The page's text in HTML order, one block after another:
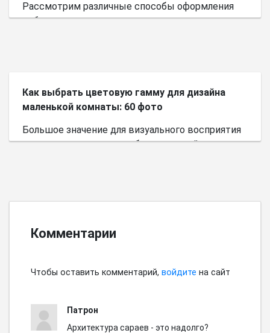
Рассмотрим различные способы оформления
небольшого пространства.
Как выбрать цветовую гамму для дизайна
маленькой комнаты: 60 фото
Большое значение для визуального восприятия
пространства имеет выбор цветовой палитры.
Комментарии
Чтобы оставить комментарий, войдите на сайт
Патрон
Архитектура сараев - это надолго?